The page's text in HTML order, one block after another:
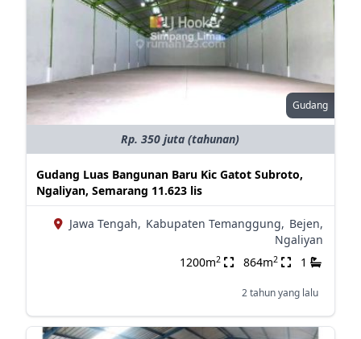
Gudang
Rp. 350 juta (tahunan)
Gudang Luas Bangunan Baru Kic Gatot Subroto,
Ngaliyan, Semarang 11.623 lis
Jawa Tengah, Kabupaten Temanggung, Bejen,
Ngaliyan
1200m2 864m2 1
2 tahun yang lalu